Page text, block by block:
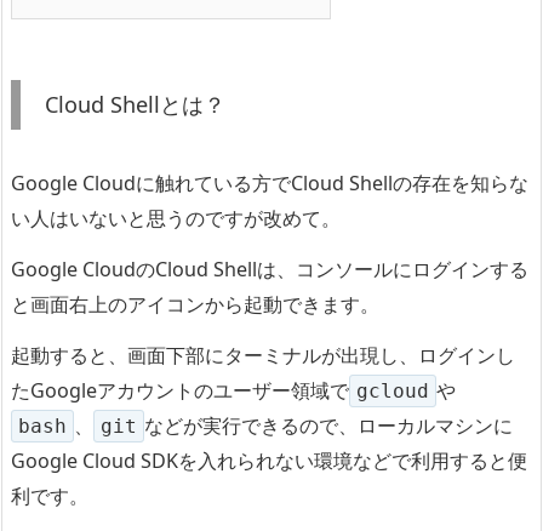
Cloud Shellとは？
Google Cloudに触れている方でCloud Shellの存在を知らな
い人はいないと思うのですが改めて。
Google CloudのCloud Shellは、コンソールにログインする
と画面右上のアイコンから起動できます。
起動すると、画面下部にターミナルが出現し、ログインし
たGoogleアカウントのユーザー領域で gcloud や
bash 、 git などが実行できるので、ローカルマシンに
Google Cloud SDKを入れられない環境などで利用すると便
利です。